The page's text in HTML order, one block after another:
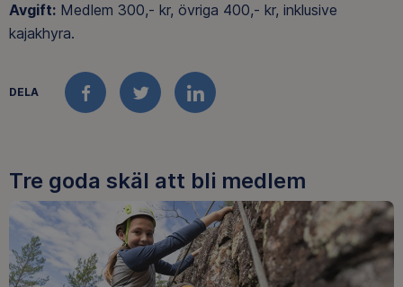
Avgift: Medlem 300,- kr, övriga 400,- kr, inklusive
kajakhyra.
DELA
FACEBOOKTWITTERLINKEDIN
Tre goda skäl att bli medlem